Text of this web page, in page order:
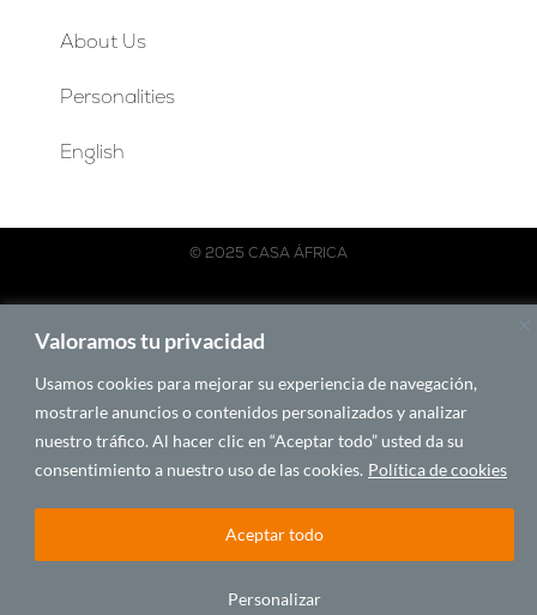
Valoramos tu privacidad
Usamos cookies para mejorar su experiencia de navegación,
mostrarle anuncios o contenidos personalizados y analizar
nuestro tráfico. Al hacer clic en “Aceptar todo” usted da su
consentimiento a nuestro uso de las cookies. Política de cookies
Personalizar
Aceptar todo
About Us
Personalities
English
© 2025 CASA ÁFRICA
Español English Français Português